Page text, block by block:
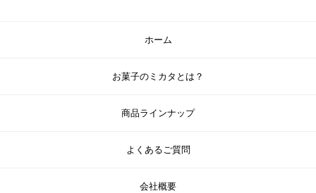
ホーム
お菓子のミカタとは？
商品ラインナップ
よくあるご質問
会社概要